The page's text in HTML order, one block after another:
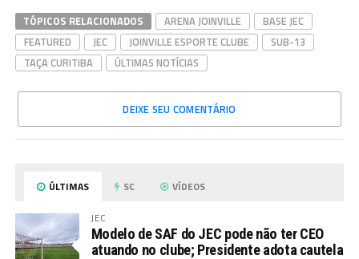
TÓPICOS RELACIONADOS ARENA JOINVILLE
BASE JEC
FEATURED
JEC JOINVILLE ESPORTE CLUBE
SUB-13
TAÇA CURITIBA
ÚLTIMAS NOTÍCIAS
DEIXE SEU COMENTÁRIO
ÚLTIMAS SC VÍDEOS
JEC
Modelo de SAF do JEC pode não ter CEO
atuando no clube; Presidente adota cautela